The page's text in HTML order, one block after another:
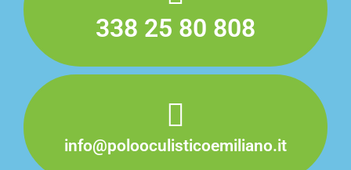
338 25 80 808
info@polooculisticoemiliano​.it